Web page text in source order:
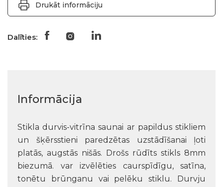
Drukāt informāciju
Dalīties:
Informācija
Stikla durvis-vitrīna saunai ar papildus stikliem
un šķērsstieni paredzētas uzstādīšanai ļoti
platās, augstās nišās. Drošs rūdīts stikls 8mm
biezumā. var izvēlēties caurspīdīgu, satīna,
tonētu brūnganu vai pelēku stiklu. Durvju